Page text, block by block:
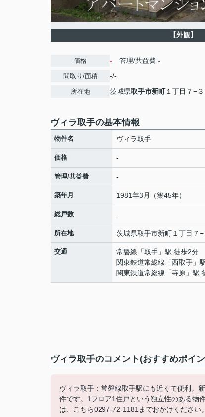
【外観】
価格 - 管理/共益費 -
間取り/面積 -/-
所在地 茨城県取手市新町１丁目７−３
ヴィラ取手の基本情報
物件名 ヴィラ取手
価格 -
管理/共益費 -
築年月 1981年3月（築45年）
総戸数 -
所在地 茨城県取手市新町 １丁目７−
交通 常磐線 「取手 」駅 徒歩2分
関東鉄道常総線 「西取手 」
関東鉄道常総線 「寺原 」駅
ヴィラ取手のコメント(おすすめポイ
ヴィラ取手：常磐線取手駅にも近くて便利。
件です。1フロア1住戸という独立性のある
は、こちら0297-72-1181までおかけください。